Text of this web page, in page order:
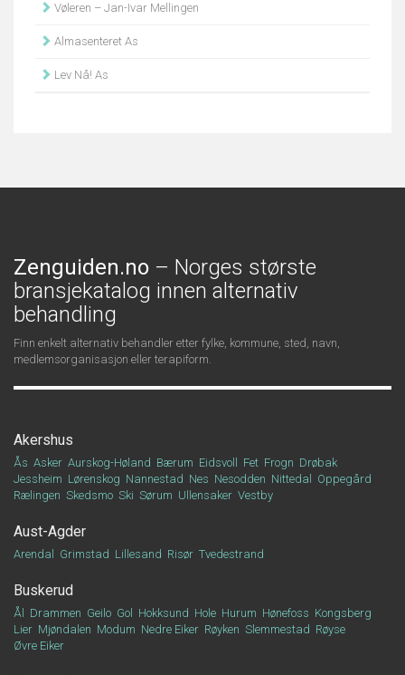
Vøleren – Jan-Ivar Mellingen
Almasenteret As
Lev Nå! As
Zenguiden.no – Norges største
bransjekatalog innen alternativ
behandling
Finn enkelt alternativ behandler etter fylke, kommune, sted, navn,
medlemsorganisasjon eller terapiform.
Akershus
Ås Asker Aurskog-Høland Bærum Eidsvoll Fet Frogn Drøbak
Jessheim Lørenskog Nannestad Nes Nesodden Nittedal
Oppegård
Rælingen Skedsmo Ski Sørum Ullensaker Vestby
Aust-Agder
Arendal Grimstad Lillesand Risør Tvedestrand
Buskerud
Ål Drammen Geilo Gol Hokksund Hole Hurum Hønefoss Kongsberg
Lier Mjøndalen Modum Nedre Eiker Røyken Slemmestad Røyse
Øvre Eiker